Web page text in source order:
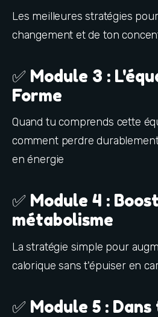
Les meilleures stratégies
changement et de ton
✅ Module 3 :
Forme
Quand tu comprends cette
comment perdre
en énergie
✅ Module 4 :
métabolisme
La stratégie simple pour
calorique sans t'épuiser en
✅ Module 5 :